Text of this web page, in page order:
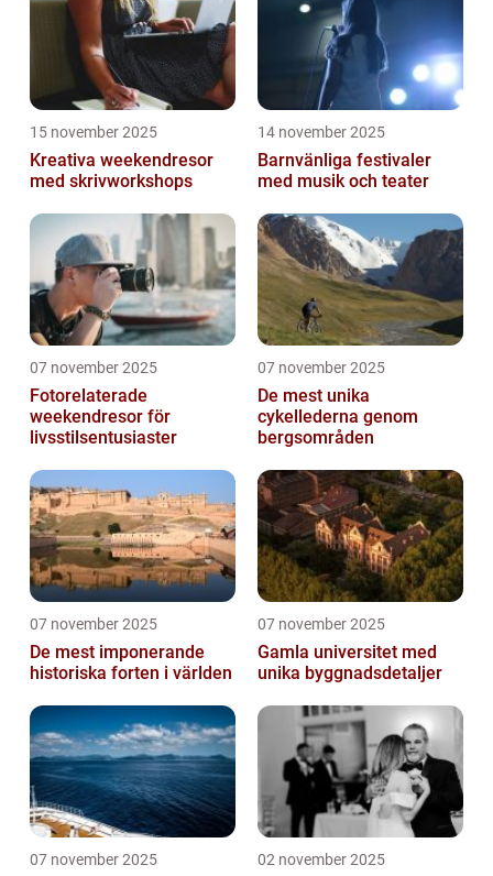
15 november 2025
Kreativa weekendresor
med skrivworkshops
14 november 2025
Barnvänliga festivaler
med musik och teater
07 november 2025
Fotorelaterade
weekendresor för
livsstilsentusiaster
07 november 2025
De mest unika
cykellederna genom
bergsområden
07 november 2025
De mest imponerande
historiska forten i världen
07 november 2025
Gamla universitet med
unika byggnadsdetaljer
07 november 2025 02 november 2025